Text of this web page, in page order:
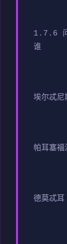
1.7.6 问
谁
埃尔忒尼
帕耳塞福
德莫忒耳